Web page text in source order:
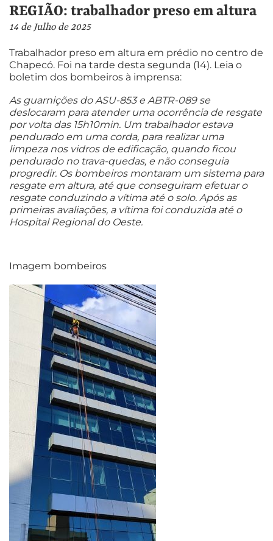
REGIÃO: trabalhador preso em altura
14 de Julho de 2025
Trabalhador preso em altura em prédio no centro de
Chapecó. Foi na tarde desta segunda (14). Leia o
boletim dos bombeiros à imprensa:
As guarnições do ASU-853 e ABTR-089 se
deslocaram para atender uma ocorrência de resgate
por volta das 15h10min. Um trabalhador estava
pendurado em uma corda, para realizar uma
limpeza nos vidros de edificação, quando ficou
pendurado no trava-quedas, e não conseguia
progredir. Os bombeiros montaram um sistema para
resgate em altura, até que conseguiram efetuar o
resgate conduzindo a vítima até o solo. Após as
primeiras avaliações, a vítima foi conduzida até o
Hospital Regional do Oeste.
Imagem bombeiros